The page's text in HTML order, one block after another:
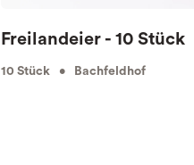
Freilandeier - 10 Stück
10 Stück • Bachfeldhof